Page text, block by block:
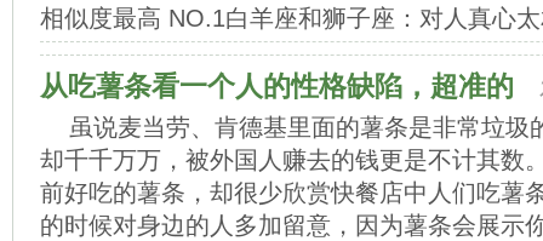
相似度最高 NO.1白羊座和狮子座：对人真心
从吃薯条看一个人的性格缺陷，超准的
虽说麦当劳、肯德基里面的薯条是非常垃圾
却千千万万，被外国人赚去的钱更是不计其数
前好吃的薯条，却很少欣赏快餐店中人们吃薯
的时候对身边的人多加留意，因为薯条会展示